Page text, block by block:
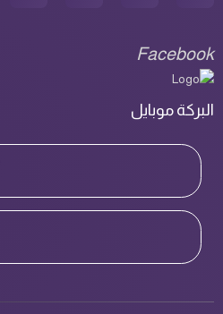
Facebook
البركة موبايل